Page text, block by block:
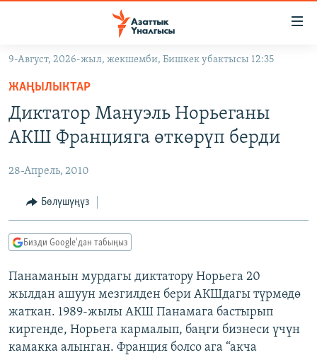
Навигацияга
өтүңүз
Издөөгө
салыңыз
ЭКОНОМИКА
МАДАНИЯТ
ДҮЙНӨ
БОРБОР АЗИЯ
АТАЙЫН ИЛИКТӨӨ
ТВ ПРОГРАММАЛАР
ЭКСПЕРТТЕР ТАЛДАЙТ
БИЗ ЖАНА ДҮЙНӨ
ДАНИСТЕ
ЭЖЕ-СИҢДИЛЕР
ӨЗГӨЧӨ ПИКИР
Русский
ОНЛАЙН ШЕРИНЕ
9-Август, 2026-жыл, жекшемби, Бишкек убактысы 12:35
ЖАҢЫЛЫКТАР
Диктатор Мануэль Норьеганы
АКШ Францияга өткөрүп берди
28-Апрель, 2010
Бөлүшүңүз
Бизди Google'дан табыңыз
Панаманын мурдагы диктатору Норьега 20
жылдан ашуун мезгилден бери АКШдагы түрмөдө
жаткан. 1989-жылы АКШ Панамага бастырып
киргенде, Норьега кармалып, баңги бизнеси үчүн
камакка алынган. Франция болсо ага “акча